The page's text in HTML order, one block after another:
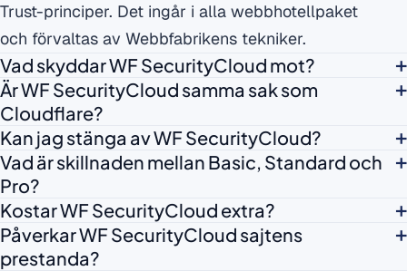
Trust-principer. Det ingår i alla webbhotellpaket
och förvaltas av Webbfabrikens tekniker.
Vad skyddar WF SecurityCloud mot?
Är WF SecurityCloud samma sak som
Cloudflare?
Kan jag stänga av WF SecurityCloud?
Vad är skillnaden mellan Basic, Standard och
Pro?
Kostar WF SecurityCloud extra?
Påverkar WF SecurityCloud sajtens
prestanda?